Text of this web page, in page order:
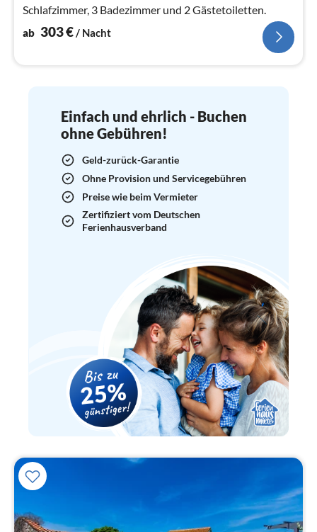
Schlafzimmer, 3 Badezimmer und 2 Gästetoiletten.
ab 303€/ Nacht
Einfach und ehrlich - Buchen
ohne Gebühren!
Geld-zurück-Garantie
Ohne Provision und Servicegebühren
Preise wie beim Vermieter
Zertifiziert vom Deutschen
Ferienhausverband